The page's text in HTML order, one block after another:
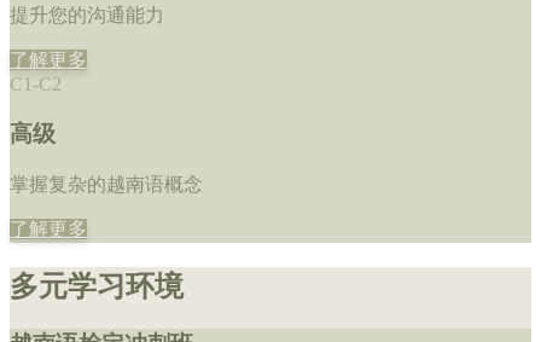
提升您的沟通能力
了解更多
C1-C2
高级
掌握复杂的越南语概念
了解更多
多元学习环境